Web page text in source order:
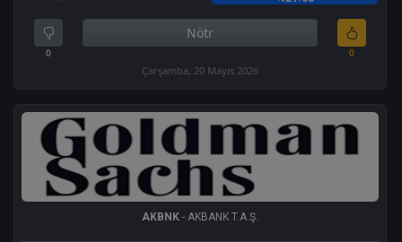
0
Nötr
0
Çarşamba, 20 Mayıs 2026
AKBNK - AKBANK T.A.Ş.